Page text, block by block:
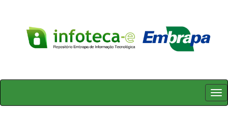
Skip